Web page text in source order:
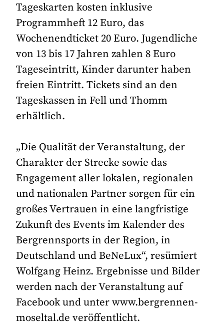
Tageskarten kosten inklusive
Programmheft 12 Euro, das
Wochenendticket 20 Euro. Jugendliche
von 13 bis 17 Jahren zahlen 8 Euro
Tageseintritt, Kinder darunter haben
freien Eintritt. Tickets sind an den
Tageskassen in Fell und Thomm
erhältlich.
„Die Qualität der Veranstaltung, der
Charakter der Strecke sowie das
Engagement aller lokalen, regionalen
und nationalen Partner sorgen für ein
großes Vertrauen in eine langfristige
Zukunft des Events im Kalender des
Bergrennsports in der Region, in
Deutschland und BeNeLux“, resümiert
Wolfgang Heinz. Ergebnisse und Bilder
werden nach der Veranstaltung auf
Facebook und unter www.bergrennen-
moseltal.de veröffentlicht.